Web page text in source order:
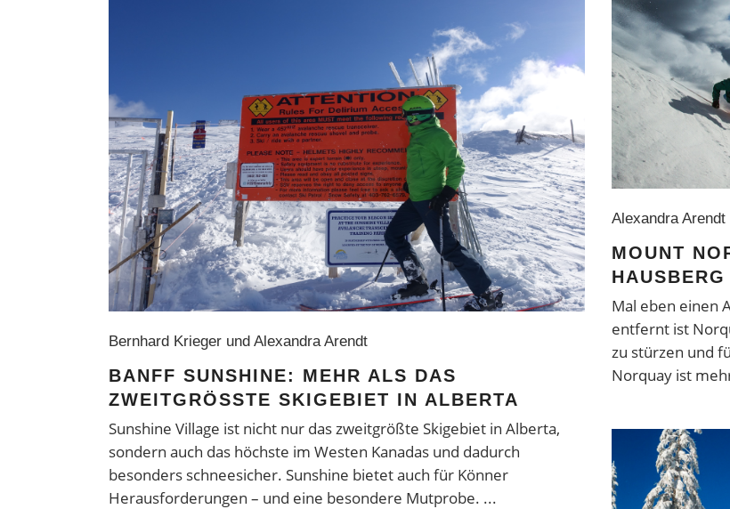
Alexandra Arendt
MOUNT
Mal eben einen
entfernt ist
zu stürzen und
Norquay ist
Bernhard Krieger und Alexandra Arendt
BANFF SUNSHINE: MEHR ALS DAS
ZWEITGRÖSSTE SKIGEBIET IN ALBERTA
Sunshine Village ist nicht nur das zweitgrößte Skigebiet in Alberta,
sondern auch das höchste im Westen Kanadas und dadurch
besonders schneesicher. Sunshine bietet auch für Könner
Herausforderungen – und eine besondere Mutprobe.